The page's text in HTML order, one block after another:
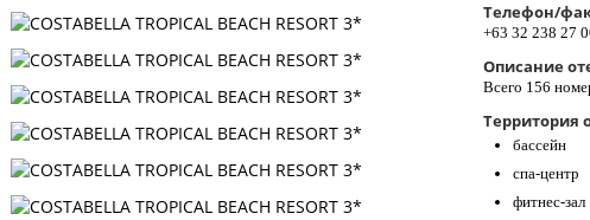
Телефон/
+63 32 238 27
Описание
Всего 156
Территория
бассейн
спа-центр
фитнес-зал